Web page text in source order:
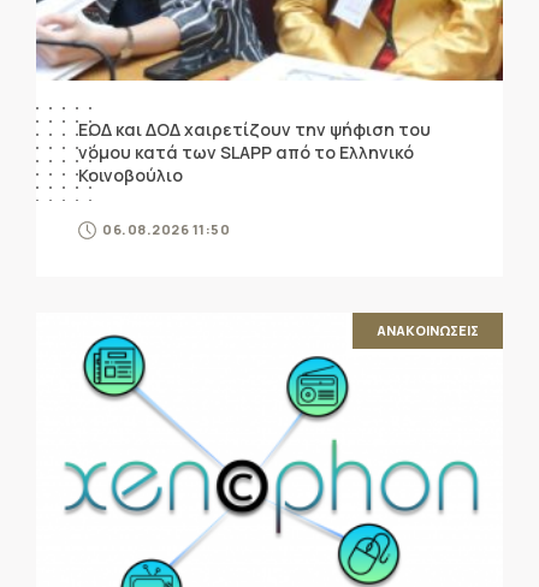
ΕΟΔ και ΔΟΔ χαιρετίζουν την ψήφιση του
νόμου κατά των SLAPP από το Ελληνικό
Κοινοβούλιο
06.08.2026 11:50
ΑΝΑΚΟΙΝΩΣΕΙΣ